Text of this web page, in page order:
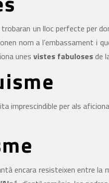
trobaran un lloc perfecte per
nom a l’embassament i
unesvistes fabulosesde
imprescindible per als
encara resisteixen entre